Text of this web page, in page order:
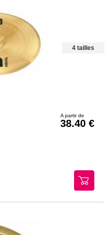
4 tailles
A partir de
38.40